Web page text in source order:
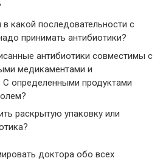
какой последовательности с
принимать антибиотики?
антибиотики совместимы с
медикаментами и
определенными продуктами
раскрытую упаковку или
доктора обо всех